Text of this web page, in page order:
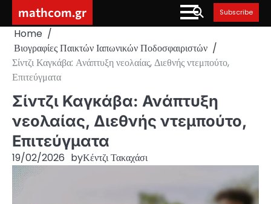
content
mathcom.gr Subscribe
Home
Βιογραφίες Παικτών Ιαπωνικών Ποδοσφαιριστών
Σίντζι Καγκάβα: Ανάπτυξη νεολαίας, Διεθνής ντεμπούτο,
Επιτεύγματα
Σίντζι Καγκάβα: Ανάπτυξη
νεολαίας, Διεθνής ντεμπούτο,
Επιτεύγματα
19/02/2026 byΚέντζι Τακαχάσι